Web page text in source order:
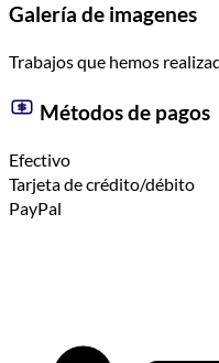
Galería de imagenes
Trabajos que hemos
Métodos de pagos
Efectivo
Tarjeta de crédito/débito
PayPal